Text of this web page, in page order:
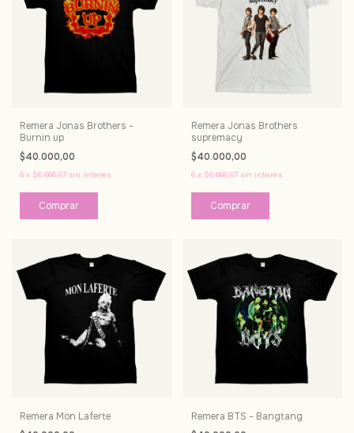
Remera Jonas Brothers -
Burnin up
$40.000,00
6 x $6.666,67 sin interés
Comprar
Remera Jonas Brothers
supremacy
$40.000,00
6 x $6.666,67 sin interés
Comprar
Remera Mon Laferte
Remera BTS - Bangtang